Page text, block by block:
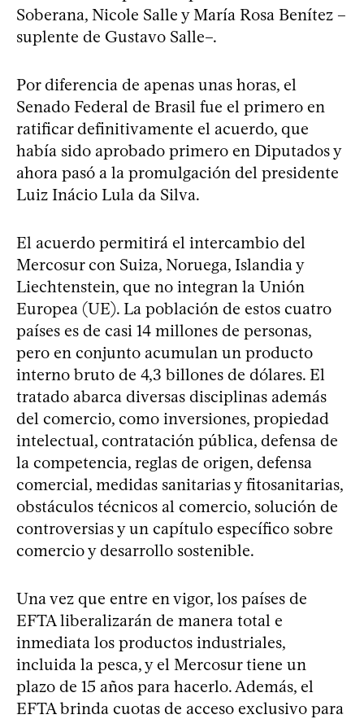
Soberana, Nicole Salle y María Rosa Benítez –
suplente de Gustavo Salle–.
Por diferencia de apenas unas horas, el
Senado Federal de Brasil fue el primero en
ratificar definitivamente el acuerdo, que
había sido aprobado primero en Diputados y
ahora pasó a la promulgación del presidente
Luiz Inácio Lula da Silva.
El acuerdo permitirá el intercambio del
Mercosur con Suiza, Noruega, Islandia y
Liechtenstein, que no integran la Unión
Europea (UE). La población de estos cuatro
países es de casi 14 millones de personas,
pero en conjunto acumulan un producto
interno bruto de 4,3 billones de dólares. El
tratado abarca diversas disciplinas además
del comercio, como inversiones, propiedad
intelectual, contratación pública, defensa de
la competencia, reglas de origen, defensa
comercial, medidas sanitarias y fitosanitarias,
obstáculos técnicos al comercio, solución de
controversias y un capítulo específico sobre
comercio y desarrollo sostenible.
Una vez que entre en vigor, los países de
EFTA liberalizarán de manera total e
inmediata los productos industriales,
incluida la pesca, y el Mercosur tiene un
plazo de 15 años para hacerlo. Además, el
EFTA brinda cuotas de acceso exclusivo para